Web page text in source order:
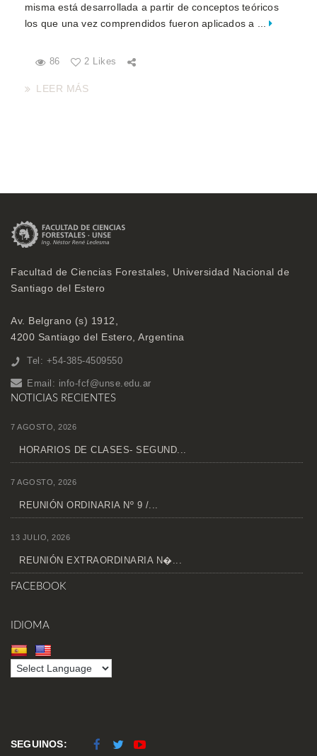
misma está desarrollada a partir de conceptos teóricos
los que una vez comprendidos fueron aplicados a ...
86 2 Likes
LEER MÁS
Facultad de Ciencias Forestales, Universidad Nacional de
Santiago del Estero
Av. Belgrano (s) 1912,
4200 Santiago del Estero, Argentina
Tel: +54-385-4509550
Email: info-fcf@unse.edu.ar
NOTICIAS RECIENTES
7 AGOSTO, 2026
HORARIOS DE CLASES- SEGUND...
7 AGOSTO, 2026
REUNIÓN ORDINARIA Nº 9 /...
13 JULIO, 2026
REUNIÓN EXTRAORDINARIA N�...
FACEBOOK
IDIOMA
SEGUINOS: